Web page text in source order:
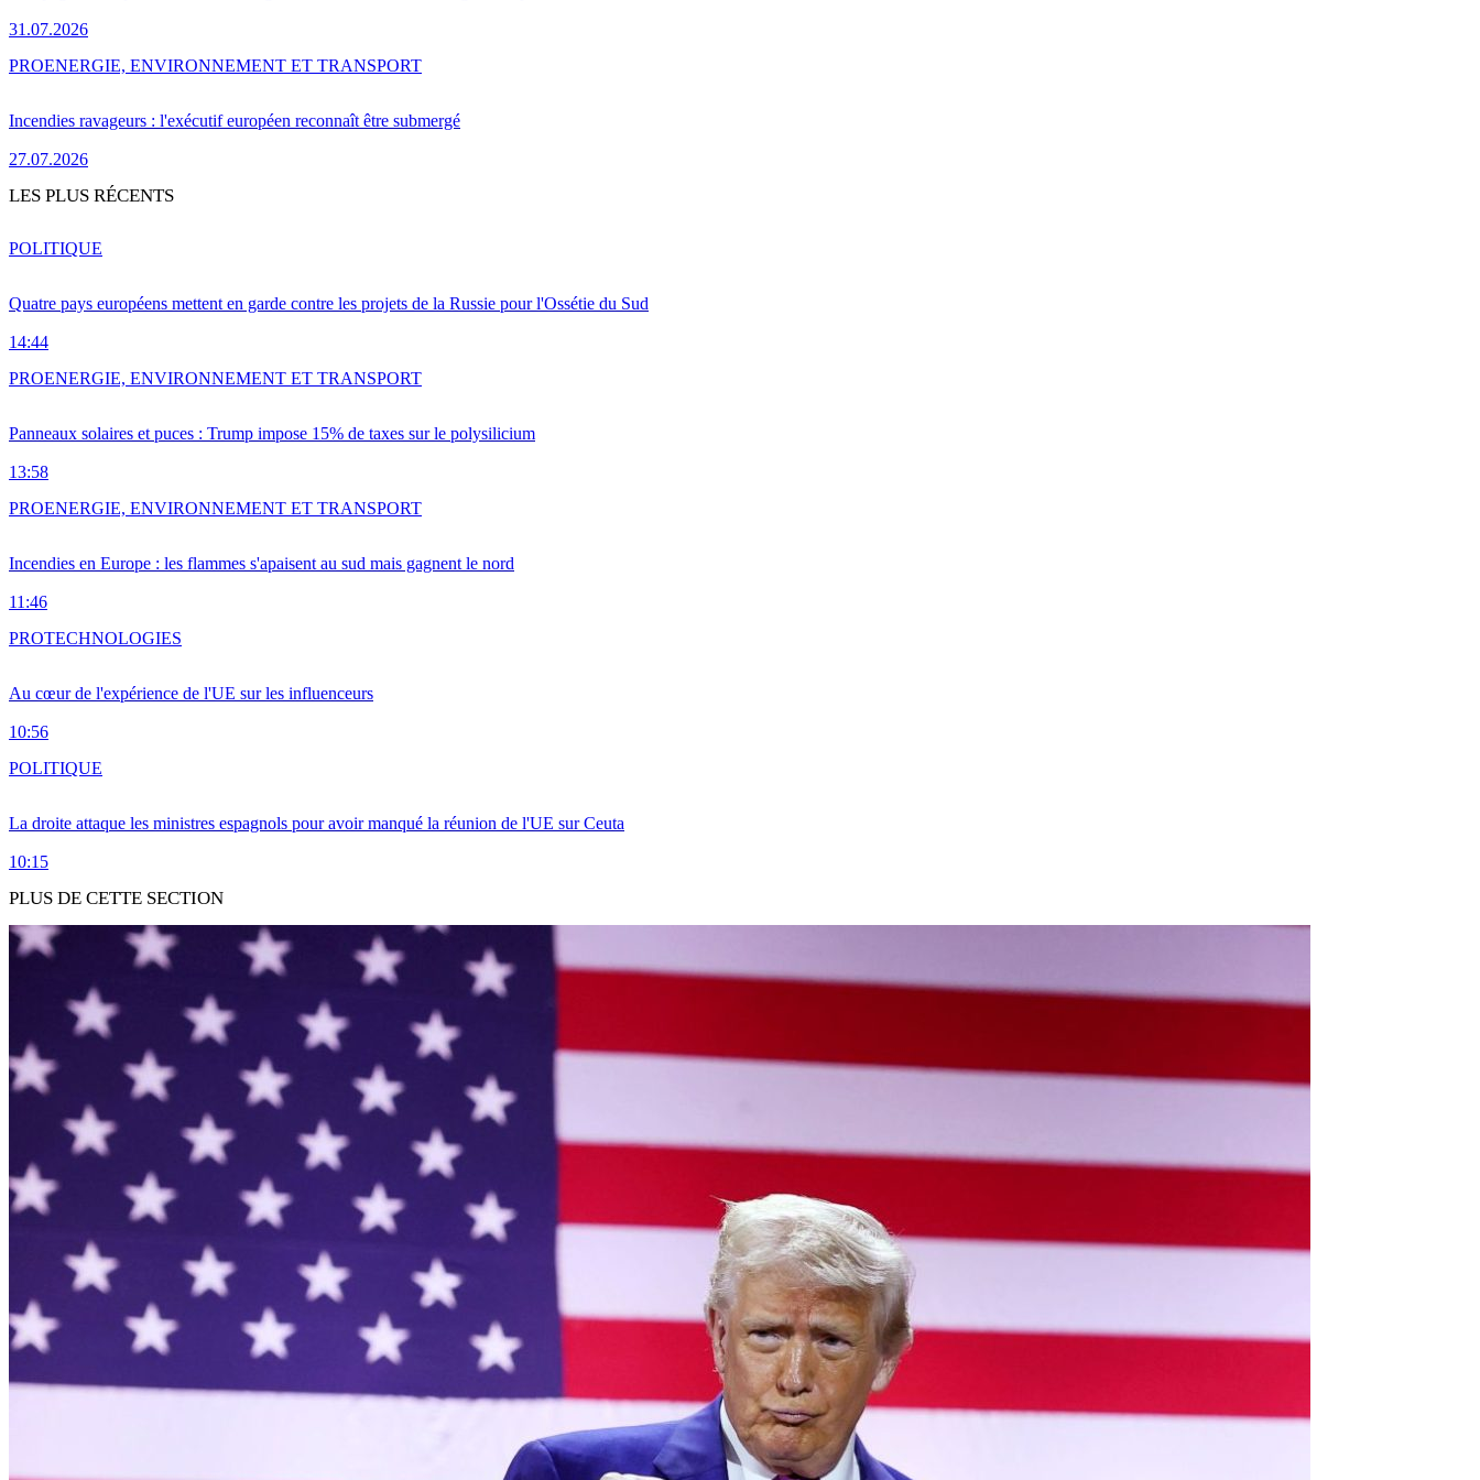
31.07.2026
Incendies ravageurs : l'exécutif européen reconnaît être submergé
27.07.2026
PROENERGIE, ENVIRONNEMENT ET TRANSPORT
LES PLUS RÉCENTS
Quatre pays européens mettent en garde contre les projets de la Russie pour l'Ossétie du Sud
14:44
POLITIQUE
Panneaux solaires et puces : Trump impose 15% de taxes sur le polysilicium
13:58
PROENERGIE, ENVIRONNEMENT ET TRANSPORT
Incendies en Europe : les flammes s'apaisent au sud mais gagnent le nord
11:46
PROENERGIE, ENVIRONNEMENT ET TRANSPORT
Au cœur de l'expérience de l'UE sur les influenceurs
10:56
PROTECHNOLOGIES
La droite attaque les ministres espagnols pour avoir manqué la réunion de l'UE sur Ceuta
10:15
POLITIQUE
PLUS DE CETTE SECTION